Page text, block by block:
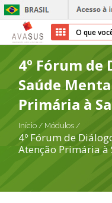
4º Fórum de
Saúde
Primária à
Início / Módulos/
4º Fórum de
Atenção Primária à